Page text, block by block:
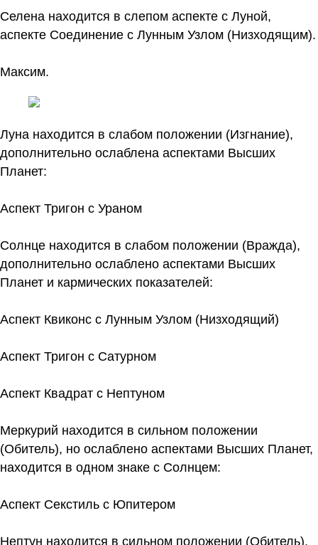
Селена находится в слепом аспекте с Луной,
аспекте Соединение с Лунным Узлом (Низходящим).
Максим.
Луна находится в слабом положении (Изгнание),
дополнительно ослаблена аспектами Высших
Планет:
Аспект Тригон с Ураном
Солнце находится в слабом положении (Вражда),
дополнительно ослаблено аспектами Высших
Планет и кармических показателей:
Аспект Квиконс с Лунным Узлом (Низходящий)
Аспект Тригон с Сатурном
Аспект Квадрат с Нептуном
Меркурий находится в сильном положении
(Обитель), но ослаблено аспектами Высших Планет,
находится в одном знаке с Солнцем:
Аспект Секстиль с Юпитером
Нептун находится в сильном положении (Обитель),